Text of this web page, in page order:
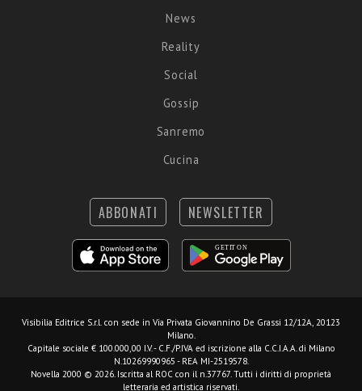
News
Reality
Social
Gossip
Sanremo
Cucina
ABBONATI NEWSLETTER
Visibilia Editrice S.r.l. con sede in Via Privata Giovannino De Grassi 12/12A, 20123
Milano.
Capitale sociale € 100.000,00 I.V. - C.F./P.IVA ed iscrizione alla C.C.I.A.A. di Milano
N.10269990965 - REA MI-2519578.
Novella 2000 © 2026. Iscritta al ROC con il n.37767. Tutti i diritti di proprietà
letteraria ed artistica riservati.